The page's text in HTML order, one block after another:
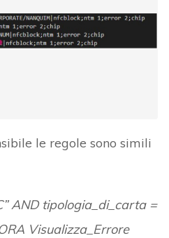
le regole sono simili
AND tipologia_di_carta =
Visualizza_Errore